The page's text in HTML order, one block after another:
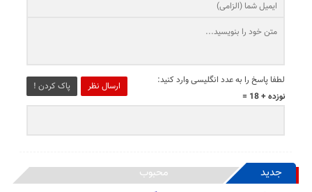
ارسال نظر پاک کردن !
لطفا پاسخ را به عدد انگلیسی وارد کنید:
نوزده + 18 =
جدید محبوب